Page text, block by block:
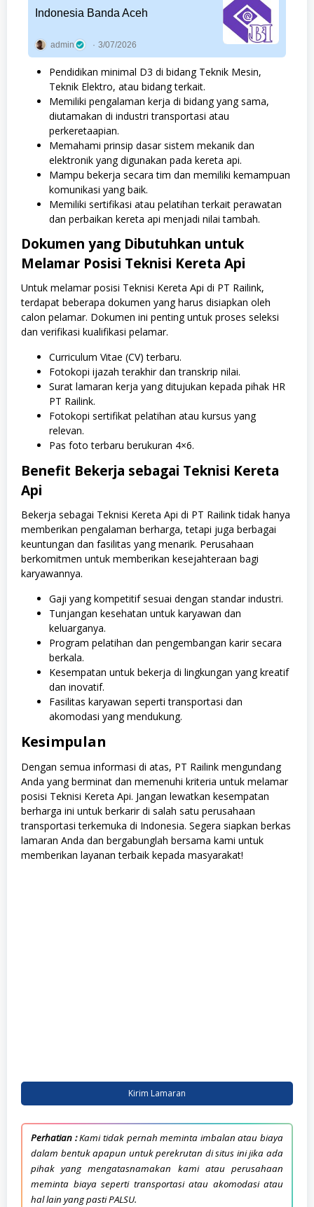
Indonesia Banda Aceh
admin 3/07/2026
Pendidikan minimal D3 di bidang Teknik Mesin,
Teknik Elektro, atau bidang terkait.
Memiliki pengalaman kerja di bidang yang sama,
diutamakan di industri transportasi atau
perkeretaapian.
Memahami prinsip dasar sistem mekanik dan
elektronik yang digunakan pada kereta api.
Mampu bekerja secara tim dan memiliki kemampuan
komunikasi yang baik.
Memiliki sertifikasi atau pelatihan terkait perawatan
dan perbaikan kereta api menjadi nilai tambah.
Dokumen yang Dibutuhkan untuk
Melamar Posisi Teknisi Kereta Api
Untuk melamar posisi Teknisi Kereta Api di PT Railink,
terdapat beberapa dokumen yang harus disiapkan oleh
calon pelamar. Dokumen ini penting untuk proses seleksi
dan verifikasi kualifikasi pelamar.
Curriculum Vitae (CV) terbaru.
Fotokopi ijazah terakhir dan transkrip nilai.
Surat lamaran kerja yang ditujukan kepada pihak HR
PT Railink.
Fotokopi sertifikat pelatihan atau kursus yang
relevan.
Pas foto terbaru berukuran 4×6.
Benefit Bekerja sebagai Teknisi Kereta
Api
Bekerja sebagai Teknisi Kereta Api di PT Railink tidak hanya
memberikan pengalaman berharga, tetapi juga berbagai
keuntungan dan fasilitas yang menarik. Perusahaan
berkomitmen untuk memberikan kesejahteraan bagi
karyawannya.
Gaji yang kompetitif sesuai dengan standar industri.
Tunjangan kesehatan untuk karyawan dan
keluarganya.
Program pelatihan dan pengembangan karir secara
berkala.
Kesempatan untuk bekerja di lingkungan yang kreatif
dan inovatif.
Fasilitas karyawan seperti transportasi dan
akomodasi yang mendukung.
Kesimpulan
Dengan semua informasi di atas, PT Railink mengundang
Anda yang berminat dan memenuhi kriteria untuk melamar
posisi Teknisi Kereta Api. Jangan lewatkan kesempatan
berharga ini untuk berkarir di salah satu perusahaan
transportasi terkemuka di Indonesia. Segera siapkan berkas
lamaran Anda dan bergabunglah bersama kami untuk
memberikan layanan terbaik kepada masyarakat!
Kirim Lamaran
Perhatian :Kami tidak pernah meminta imbalan atau biaya
dalam bentuk apapun untuk perekrutan di situs ini jika ada
pihak yang mengatasnamakan kami atau perusahaan
meminta biaya seperti transportasi atau akomodasi atau
hal lain yang pasti PALSU.